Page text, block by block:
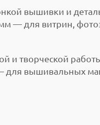
вышивки и
— для витрин,
и творческой
для вышивальных